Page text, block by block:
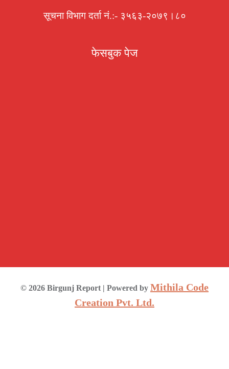
सूचना विभाग दर्ता नं.:- ३५६३-२०७९।८०
फेसबुक पेज
© 2026 Birgunj Report | Powered by Mithila Code
Creation Pvt. Ltd.